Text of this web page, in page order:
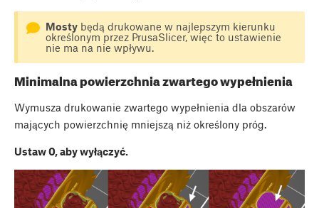
Mostybędą drukowane w najlepszym kierunku
określonym przez PrusaSlicer, więc to ustawienie
nie ma na nie wpływu.
Minimalna powierzchnia zwartego wypełnienia
Wymusza drukowanie zwartego wypełnienia dla obszarów
mających powierzchnię mniejszą niż określony próg.
Ustaw 0, aby wyłączyć.